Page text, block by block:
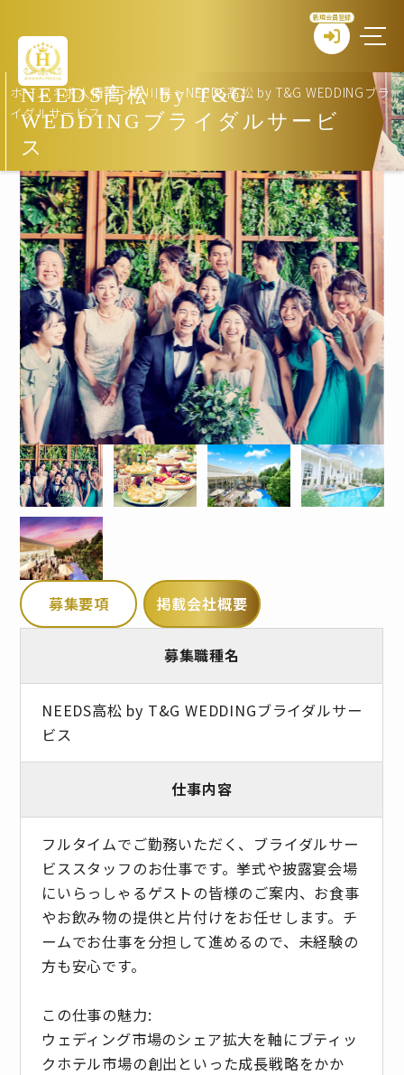
新規会員登録
NEEDS高松 by T&G
WEDDINGブライダルサービ
ス
ホーム >求人情報>香川県>NEEDS高松 by T&G WEDDINGブラ
イダルサービス
募集要項 掲載会社概要
募集職種名
NEEDS高松 by T&G WEDDINGブライダルサー
ビス
仕事内容
フルタイムでご勤務いただく、ブライダルサー
ビススタッフのお仕事です。挙式や披露宴会場
にいらっしゃるゲストの皆様のご案内、お食事
やお飲み物の提供と片付けをお任せします。チ
ームでお仕事を分担して進めるので、未経験の
方も安心です。
この仕事の魅力:
ウェディング市場のシェア拡大を軸にブティッ
クホテル市場の創出といった成長戦略をかか